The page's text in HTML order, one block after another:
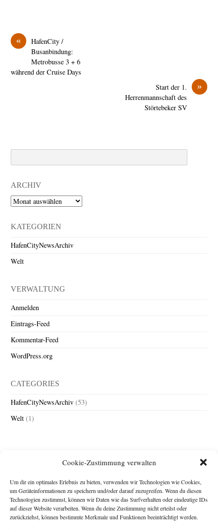
Cookie-Zustimmung verwalten
Um dir ein optimales Erlebnis zu bieten, verwenden wir Technologien wie Cookies,
um Geräteinformationen zu speichern und/oder darauf zuzugreifen. Wenn du diesen
Technologien zustimmst, können wir Daten wie das Surfverhalten oder eindeutige IDs
auf dieser Website verarbeiten. Wenn du deine Zustimmung nicht erteilst oder
zurückziehst, können bestimmte Merkmale und Funktionen beeinträchtigt werden.
«
HafenCity /
Busanbindung:
Metrobusse 3 + 6
während der Cruise Days
»
Start der 1.
Herrenmannschaft des
Störtebeker SV
ARCHIV
Archiv
KATEGORIEN
HafenCityNewsArchiv
Welt
VERWALTUNG
Anmelden
Eintrags-Feed
Kommentar-Feed
WordPress.org
CATEGORIES
HafenCityNewsArchiv (53)
Welt (1)
Impressum
Michael Baden,